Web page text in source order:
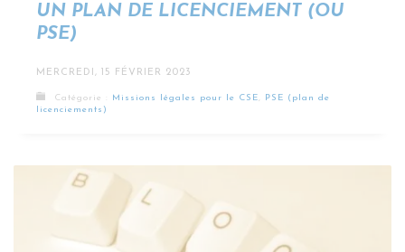
UN PLAN DE LICENCIEMENT (OU
PSE)
MERCREDI, 15 FÉVRIER 2023
Catégorie : Missions légales pour le CSE, PSE (plan de
licenciements)